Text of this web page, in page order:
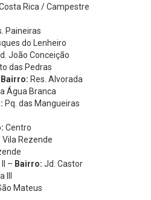
Rica / Campestre
Paineiras
do Lenheiro
João Conceição
das Pedras
Res. Alvorada
Água Branca
Pq. das Mangueiras
Centro
Vila Rezende
– Bairro: Jd. Castor
Mateus